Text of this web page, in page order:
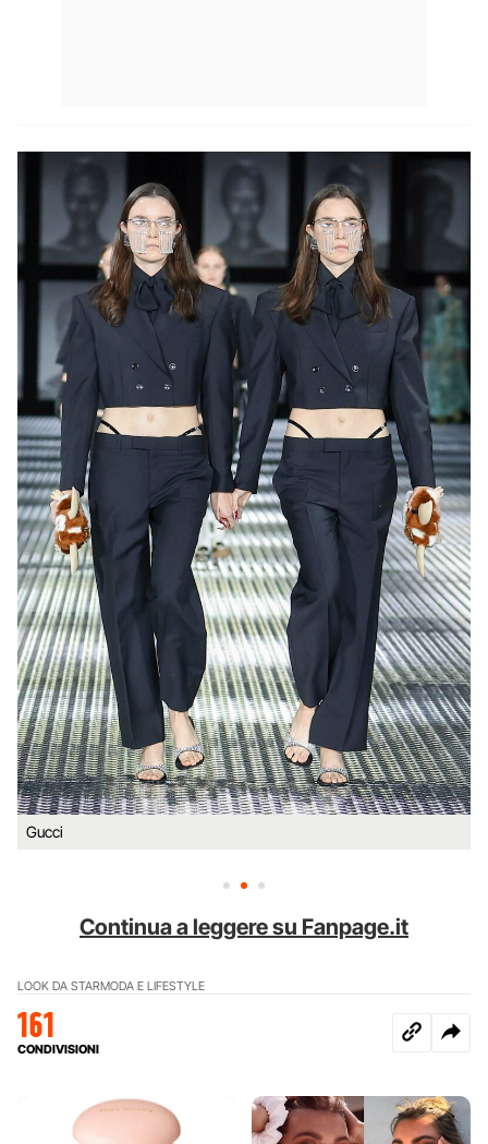
Gucci
Continua a leggere su Fanpage.it
LOOK DA STARMODA E LIFESTYLE
161
CONDIVISIONI